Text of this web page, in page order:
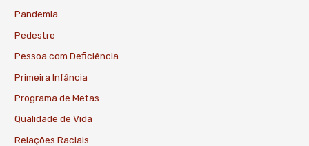
Pandemia
Pedestre
Pessoa com Deficiência
Primeira Infância
Programa de Metas
Qualidade de Vida
Relações Raciais